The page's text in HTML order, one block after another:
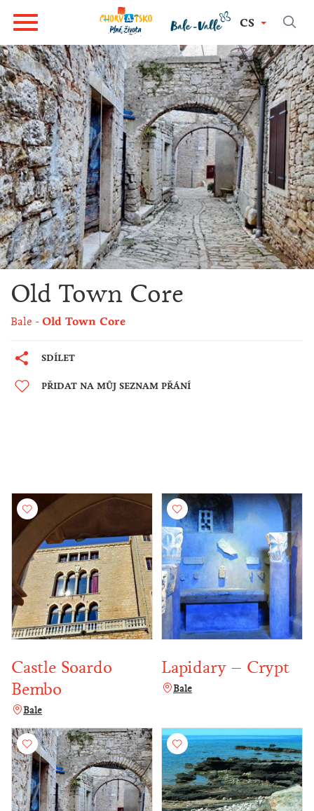
CS
Old Town Core
Bale Old Town Core
SDÍLET
PŘIDAT NA MŮJ SEZNAM PŘÁNÍ
Castle Soardo
Bembo
Bale
Lapidary – Crypt
Bale